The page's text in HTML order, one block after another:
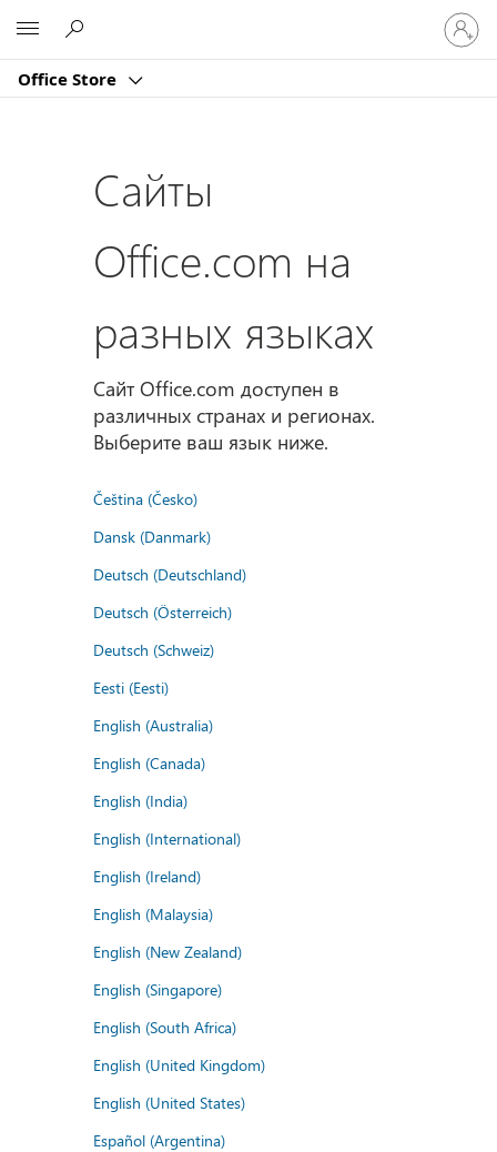
Office Store
в
Сайты
Office.com на
разных языках
Сайт Office.com доступен в
различных странах и регионах.
Выберите ваш язык ниже.
Čeština (Česko)
Dansk (Danmark)
Deutsch (Deutschland)
Deutsch (Österreich)
Deutsch (Schweiz)
Eesti (Eesti)
English (Australia)
English (Canada)
English (India)
English (International)
English (Ireland)
English (Malaysia)
English (New Zealand)
English (Singapore)
English (South Africa)
English (United Kingdom)
English (United States)
Español (Argentina)